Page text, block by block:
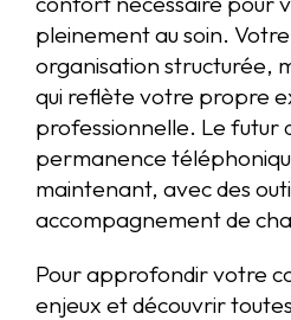
pleinement au soin.
organisation structurée,
qui reflète votre propre
professionnelle. Le futur
permanence
maintenant, avec des
accompagnement de
Pour approfondir votre
enjeux et découvrir